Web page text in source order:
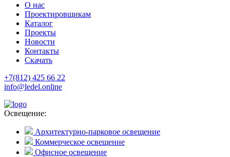
О нас
Проектировщикам
Каталог
Проекты
Новости
Контакты
Скачать
+7(812) 425 66 22
info@ledel.online
Освещение:
Архитектурно-парковое освещение
Коммерческое освещение
Офисное освещение